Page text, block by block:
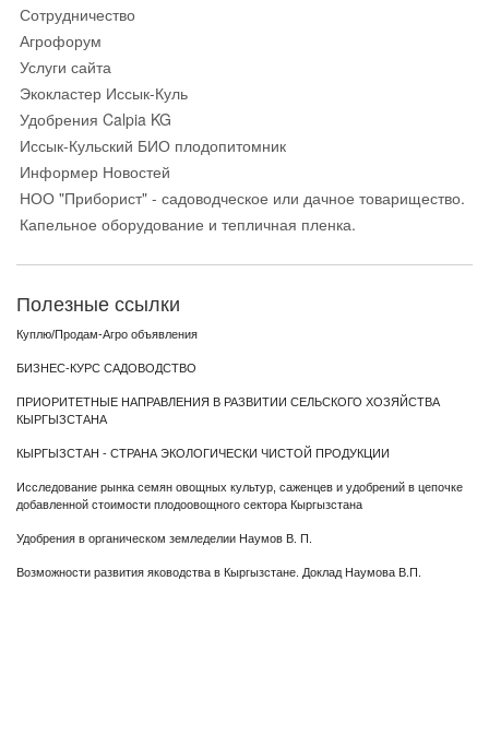
Сотрудничество
Агрофорум
Услуги сайта
Экокластер Иссык-Куль
Удобрения Calpia KG
Иссык-Кульский БИО плодопитомник
Информер Новостей
НОО "Приборист" - садоводческое или дачное товарищество.
Капельное оборудование и тепличная пленка.
Полезные ссылки
Куплю/Продам-Агро объявления
БИЗНЕС-КУРС САДОВОДСТВО
ПРИОРИТЕТНЫЕ НАПРАВЛЕНИЯ В РАЗВИТИИ СЕЛЬСКОГО ХОЗЯЙСТВА
КЫРГЫЗСТАНА
КЫРГЫЗСТАН - СТРАНА ЭКОЛОГИЧЕСКИ ЧИСТОЙ ПРОДУКЦИИ
Исследование рынка семян овощных культур, саженцев и удобрений в цепочке
добавленной стоимости плодоовощного сектора Кыргызстана
Удобрения в органическом земледелии Наумов В. П.
Возможности развития яководства в Кыргызстане. Доклад Наумова В.П.